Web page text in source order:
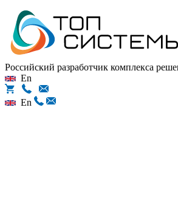
Российский разработчик комплекса
En
En